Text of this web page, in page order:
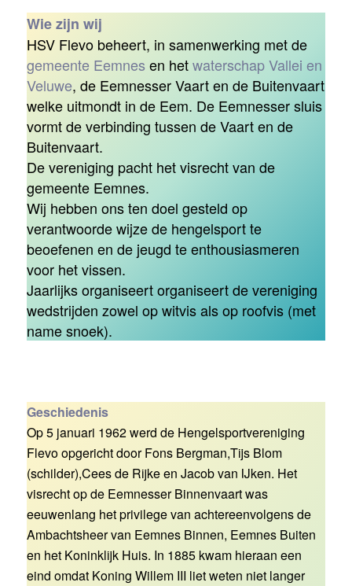
Wie zijn wij
HSV Flevo beheert, in samenwerking met de
gemeente Eemnes en hetwaterschap Vallei en
Veluwe, de Eemnesser Vaart en de Buitenvaart
welke uitmondt in de Eem. De Eemnesser sluis
vormt de verbinding tussen de Vaart en de
Buitenvaart.
De vereniging pacht het visrecht van de
gemeente Eemnes.
Wij hebben ons ten doel gesteld op
verantwoorde wijze de hengelsport te
beoefenen en de jeugd te enthousiasmeren
voor het vissen.
Jaarlijks organiseert organiseert de vereniging
wedstrijden zowel op witvis als op roofvis (met
name snoek).
Geschiedenis
Op 5 januari 1962 werd de Hengelsportvereniging
Flevo opgericht door Fons Bergman,Tijs Blom
(schilder),Cees de Rijke en Jacob van IJken. Het
visrecht op de Eemnesser Binnenvaart was
eeuwenlang het privilege van achtereenvolgens de
Ambachtsheer van Eemnes Binnen, Eemnes Buiten
en het Koninklijk Huis. In 1885 kwam hieraan een
eind omdat Koning Willem III liet weten niet langer